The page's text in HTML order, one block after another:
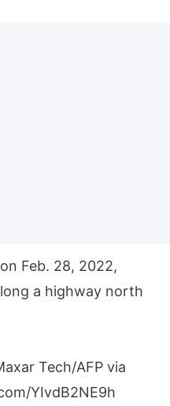
Feb. 28, 2022,
a highway north
Tech/AFP via
YIvdB2NE9h